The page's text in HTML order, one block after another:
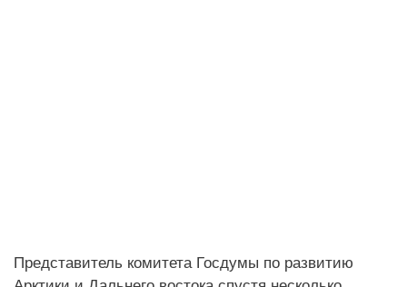
Представитель комитета Госдумы по развитию